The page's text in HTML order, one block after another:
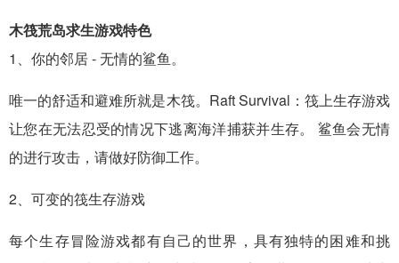
木筏荒岛求生游戏特色
1、你的邻居 - 无情的鲨鱼。
唯一的舒适和避难所就是木筏。Raft Survival：筏上生存游戏
让您在无法忍受的情况下逃离海洋捕获并生存。 鲨鱼会无情
的进行攻击，请做好防御工作。
2、可变的筏生存游戏
每个生存冒险游戏都有自己的世界，具有独特的困难和挑